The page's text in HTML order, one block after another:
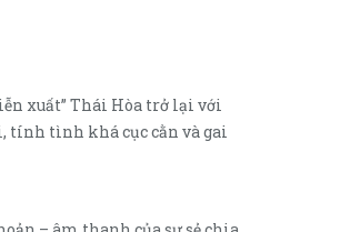
xuất” Thái Hòa trở lại với
tính tình khá cục cằn và gai